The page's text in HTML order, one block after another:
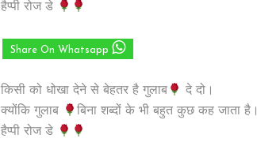
हैप्पी रोज डे
Share On Whatsapp
किसी को धोखा देने से बेहतर है गुलाब
दे दो।
क्योंकि गुलाब
बिना शब्दों के भी बहुत कुछ कह जाता है।
हैप्पी रोज डे